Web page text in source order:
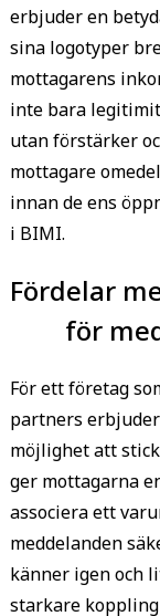
erbjuder en
sina logotyper
mottagarens
inte bara
utan förstärker
mottagare
innan de ens
i BIMI.
Fördelar
för
För ett företag
partners
möjlighet att
ger mottagarna
associera ett
meddelanden
känner igen och
starkare